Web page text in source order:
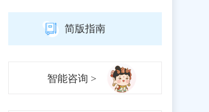
简版指南
智能咨询 >